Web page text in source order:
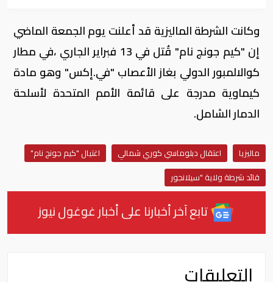
وكانت الشرطة الماليزية قد أعلنت يوم الجمعة الماضي
إن "كيم جونج نام" قُتل في 13 فبراير الجاري ،في مطار
كوالالمبور الدولي بغاز الأعصاب "في.إكس" وهو مادة
كيماوية مدرجة على قائمة الأمم المتحدة لأسلحة
الدمار الشامل.
ماليزيا اعتقال دبلوماسي كوري شمالي
اغتيال "كيم جونج نام"
قائد شرطة ولاية "سيلانجور
تابع آخر أخبارنا على أخبار غوغول نيوز
التعليقات